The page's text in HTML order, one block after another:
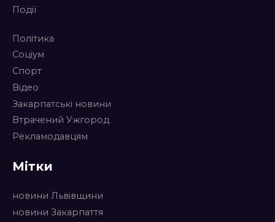
Події
Політика
Соціум
Спорт
Відео
Закарпатські новини
Втрачений Ужгород
Рекламодавцям
Мітки
новини Львівщини
новини Закарпаття